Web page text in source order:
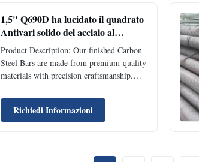
1,5" Q690D ha lucidato il quadrato
Antivari solido del acciaio al
carbonio per l'industriale duro
Product Description: Our finished Carbon
Steel Bars are made from premium-quality
materials with precision craftsmanship.
export package that have a wide range of
applications in machinery parts and
construction. The HS code for these bars is
Richiedi Informazioni